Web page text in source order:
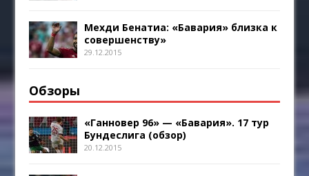
Мехди Бенатиа: «Бавария» близка к
совершенству»
29.12.2015
Обзоры
«Ганновер 96» — «Бавария». 17 тур
Бундеслига (обзор)
20.12.2015